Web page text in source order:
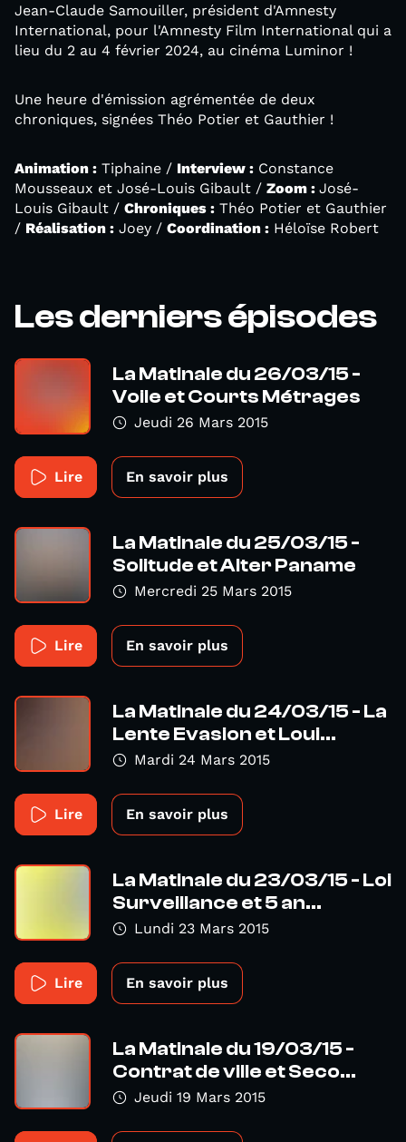
Jean-Claude Samouiller, président d'Amnesty
International, pour l'Amnesty Film International qui a
lieu du 2 au 4 février 2024, au cinéma Luminor !
Une heure d'émission agrémentée de deux
chroniques, signées Théo Potier et Gauthier !
Animation : Tiphaine / Interview : Constance
Mousseaux et José-Louis Gibault / Zoom : José-
Louis Gibault / Chroniques : Théo Potier et Gauthier
/ Réalisation : Joey / Coordination : Héloïse Robert
Les derniers épisodes
La Matinale du 26/03/15 -
Voile et Courts Métrages
Jeudi 26 Mars 2015
Lire En savoir plus
La Matinale du 25/03/15 -
Solitude et Alter Paname
Mercredi 25 Mars 2015
Lire En savoir plus
La Matinale du 24/03/15 - La
Lente Evasion et Loui...
Mardi 24 Mars 2015
Lire En savoir plus
La Matinale du 23/03/15 - Loi
Surveillance et 5 an...
Lundi 23 Mars 2015
Lire En savoir plus
La Matinale du 19/03/15 -
Contrat de ville et Seco...
Jeudi 19 Mars 2015